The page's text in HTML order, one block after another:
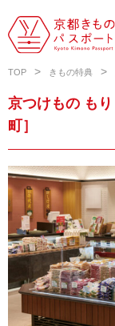
TOP きもの特典
京つけもの も
町］